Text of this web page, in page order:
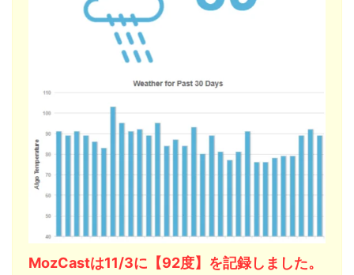
MozCastは11/3に【92度】を記録しました。